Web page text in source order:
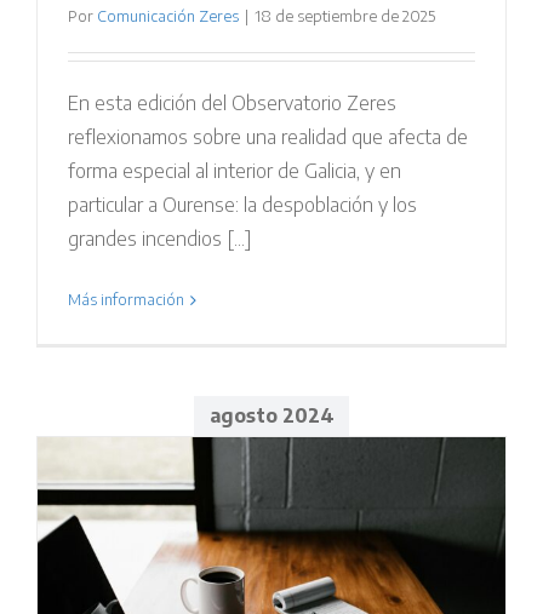
Por Comunicación Zeres | 18 de septiembre de 2025
En esta edición del Observatorio Zeres
reflexionamos sobre una realidad que afecta de
forma especial al interior de Galicia, y en
particular a Ourense: la despoblación y los
grandes incendios [...]
Más información
agosto 2024